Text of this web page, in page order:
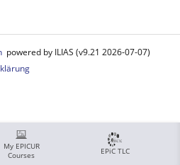
My EPICUR
Courses
EPiC TLC
powered by ILIAS (v9.21 2026-07-07)